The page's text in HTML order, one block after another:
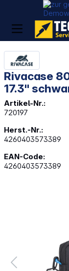
Rivacase
17.3"
Artikel-Nr.:
720197
Herst.-Nr.:
4260403573389
EAN-Code:
4260403573389